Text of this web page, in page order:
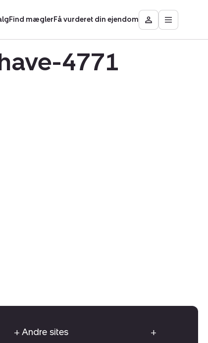
Find mæglerFå vurderet din ejendom
Besøg
Mit
Åbn
4771
Andre sites